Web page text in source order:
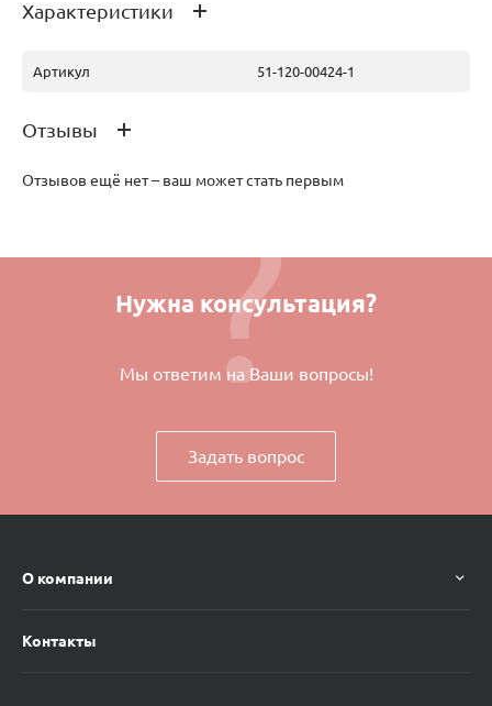
Характеристики
Артикул 51-120-00424-1
Отзывы
Отзывов ещё нет – ваш может стать первым
Нужна консультация?
Мы ответим на Ваши вопросы!
Задать вопрос
О компании
Контакты